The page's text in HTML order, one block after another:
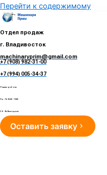
Перейти к содержимому
Отдел продаж
г. Владивосток
machinaryprim@gmail.com
+7 (908) 982-31-00
+7 (994) 005-34-37
Режим работы
Пн - Пт 10:00 - 19:00
Сб - Вс Выходные
Оставить заявку